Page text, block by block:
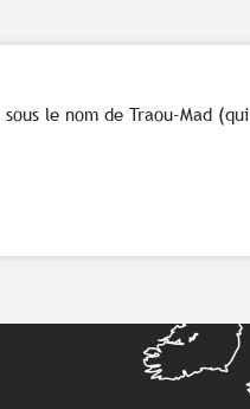
le nom de Traou-Mad (qui